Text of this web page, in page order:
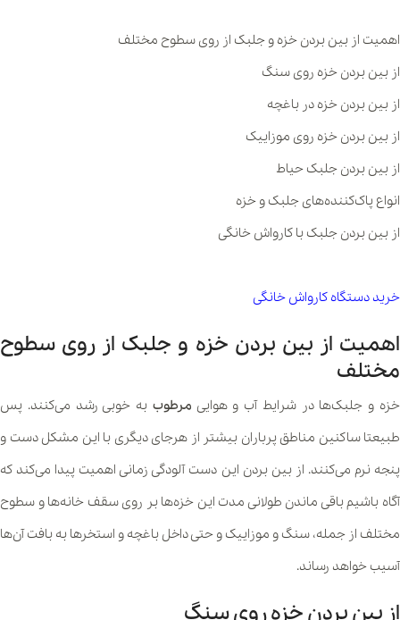
اهمیت از بین بردن خزه و جلبک از روی سطوح مختلف
از بین بردن خزه روی سنگ
از بین بردن خزه در باغچه
از بین بردن خزه روی موزاییک
از بین بردن جلبک حیاط
انواع پاک‌کننده‌ها‌ی جلبک و خزه
از بین بردن جلبک با کارواش خانگی
خرید دستگاه کارواش خانگی
اهمیت از بین بردن خزه و جلبک از روی سطوح
مختلف
خزه و جلبک‌ها در شرایط آب و هوایی مرطوب به خوبی رشد می‌کنند. پس
طبیعتا ساکنین مناطق پرباران بیشتر از هرجای دیگری با این مشکل دست و
پنجه نرم می‌کنند. از بین بردن این دست آلودگی زمانی اهمیت پیدا می‌کند که
آگاه باشیم باقی ماندن طولانی مدت این خزه‌ها بر روی سقف خانه‌ها و سطوح
مختلف از جمله، سنگ و موزاییک و حتی داخل باغچه و استخرها به بافت آن‌ها
آسیب خواهد رساند.
از بین بردن خزه روی سنگ